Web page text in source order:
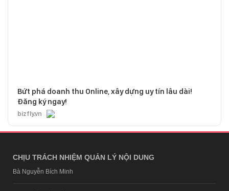
Bứt phá doanh thu Online, xây dựng uy tín lâu dài!
Đăng ký ngay!
bizfly.vn
CHỊU TRÁCH NHIỆM QUẢN LÝ NỘI DUNG
Bà Nguyễn Bích Minh